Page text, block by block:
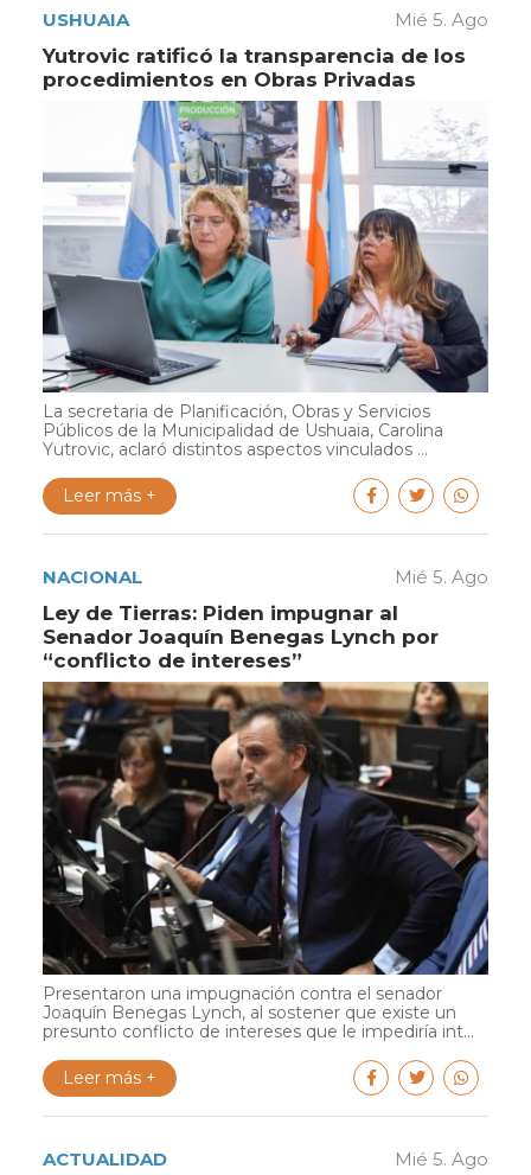
USHUAIA Mié 5. Ago
Yutrovic ratificó la transparencia de los
procedimientos en Obras Privadas
La secretaria de Planificación, Obras y Servicios
Públicos de la Municipalidad de Ushuaia, Carolina
Yutrovic, aclaró distintos aspectos vinculados ...
Leer más +
NACIONAL Mié 5. Ago
Ley de Tierras: Piden impugnar al
Senador Joaquín Benegas Lynch por
“conflicto de intereses”
Presentaron una impugnación contra el senador
Joaquín Benegas Lynch, al sostener que existe un
presunto conflicto de intereses que le impediría int...
Leer más +
ACTUALIDAD Mié 5. Ago